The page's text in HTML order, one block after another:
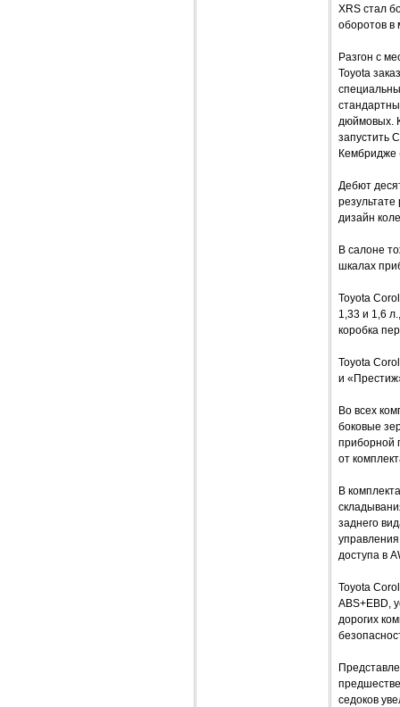
XRS стал
оборотов в
Разгон с
Toyota
дюймовых.
запустить
Кембридже
Дебют
дизайн
В салоне
шкалах
Toyota
1,33 и 1,6
коробка
Toyota
и
Во всех
боковые
приборной
от
В
заднего
управления
доступа в
Toyota
ABS+EBD,
дорогих
седоков